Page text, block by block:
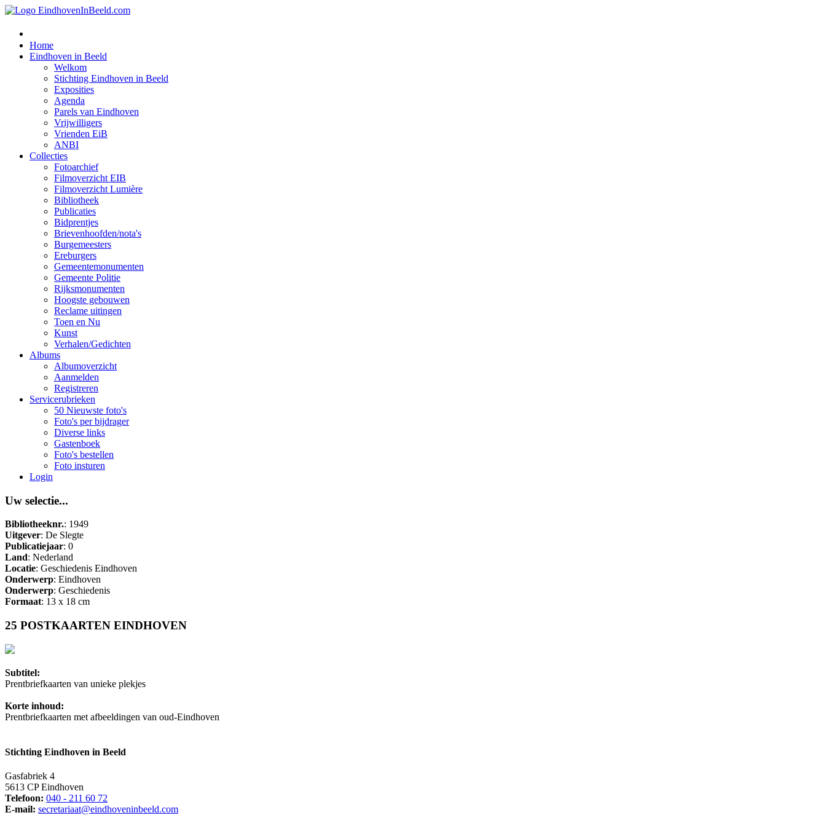
Home
Eindhoven in Beeld
Welkom
Stichting Eindhoven in Beeld
Exposities
Agenda
Parels van Eindhoven
Vrijwilligers
Vrienden EiB
ANBI
Collecties
Fotoarchief
Filmoverzicht EIB
Filmoverzicht Lumière
Bibliotheek
Publicaties
Bidprentjes
Brievenhoofden/nota's
Burgemeesters
Ereburgers
Gemeentemonumenten
Gemeente Politie
Rijksmonumenten
Hoogste gebouwen
Reclame uitingen
Toen en Nu
Kunst
Verhalen/Gedichten
Albums
Albumoverzicht
Aanmelden
Registreren
Servicerubrieken
50 Nieuwste foto's
Foto's per bijdrager
Diverse links
Gastenboek
Foto's bestellen
Foto insturen
Login
Uw selectie...
Bibliotheeknr.: 1949
Uitgever: De Slegte
Publicatiejaar: 0
Land: Nederland
Locatie: Geschiedenis Eindhoven
Onderwerp: Eindhoven
Onderwerp: Geschiedenis
Formaat: 13 x 18 cm
25 POSTKAARTEN EINDHOVEN
Subtitel:
Prentbriefkaarten van unieke plekjes
Korte inhoud:
Prentbriefkaarten met afbeeldingen van oud-Eindhoven
Stichting Eindhoven in Beeld
Gasfabriek 4
5613 CP Eindhoven
Telefoon: 040 - 211 60 72
E-mail: secretariaat@eindhoveninbeeld.com